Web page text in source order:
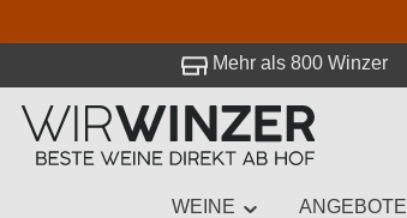
Mehr als 800 Winzer
WEINE ANGEBOTE
bei WirWinzer.